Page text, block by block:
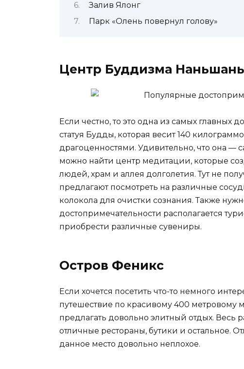
Залив Ялонг
Парк «Олень повернул голову»
Центр Буддизма Наньшань
Если честно, то это одна из самых главных
статуя Будды, которая весит 140
драгоценностями. Удивительно, что она —
можно найти центр медитации, которые
людей, храм и аллея долголетия. Тут не
предлагают посмотреть на различные
колокола для очистки сознания. Также
достопримечательности располагается
приобрести различные сувениры.
Остров Феникс
Если хочется посетить что-то немного
путешествие по красивому 400 метровому
предлагать довольно элитный отдых.
отличные рестораны, бутики и остальное.
данное место довольно неплохое.